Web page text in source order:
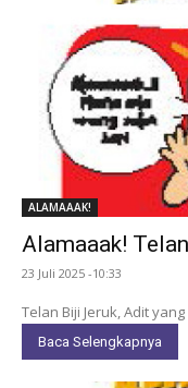
ALAMAAAK!
Alamaaak!
23 Juli 2025 -10:33
Telan Biji Jeruk, Adit
Baca Selengkapnya